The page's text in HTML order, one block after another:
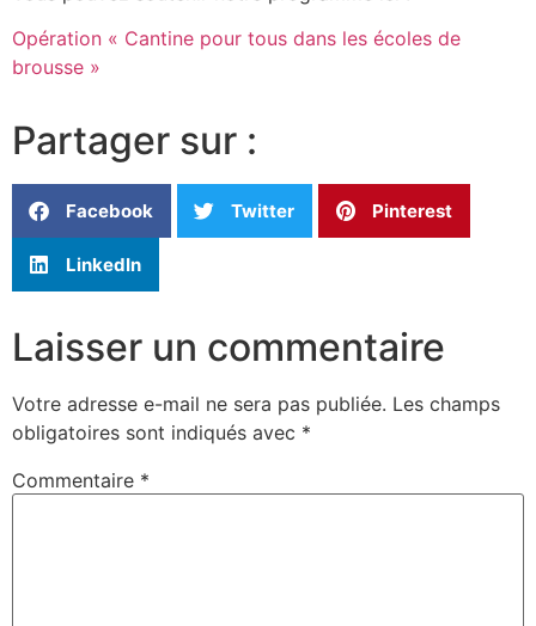
Opération « Cantine pour tous dans les écoles de
brousse »
Partager sur :
Facebook Twitter Pinterest
LinkedIn
Laisser un commentaire
Votre adresse e-mail ne sera pas publiée. Les champs
obligatoires sont indiqués avec *
Commentaire *